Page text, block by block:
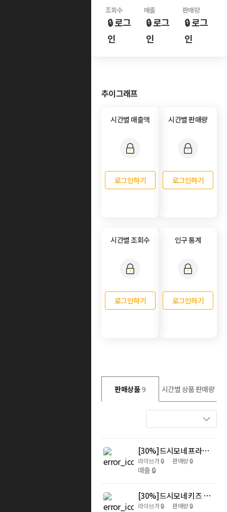
조회수
🔒 로그
인
매출
🔒 로그
인
판매량
🔒 로그
인
추이그래프
시간별 매출액
로그인하기
시간별 판매량
로그인하기
시간별 조회수
로그인하기
인구 통계
로그인하기
판매상품 9 시간별 상품 판매량
[30%] 드시모네 프라임 3BOX (총 6개월분) + 프라임 10일분 + 요거트 3개입 + 커피 증정
라이브가🔒 판매량🔒
매출 🔒
[30%] 드시모네 키즈 스텝1 3BOX (3개월분) + 프라임 10일분 + 커피 증정
라이브가🔒 판매량🔒